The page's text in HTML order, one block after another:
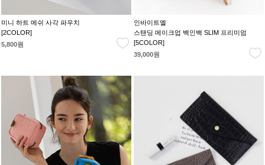
미니 하트 메쉬 사각 파우치
[2COLOR]
5,800원
인바이트엘
스탠딩 메이크업 백인백 SLIM 프리미엄
[5COLOR]
39,000원